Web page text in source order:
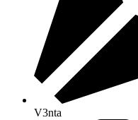
V3nta